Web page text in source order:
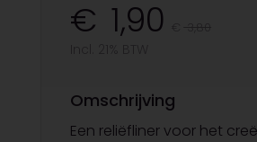
1,90
Omschrijving
Een reliëfliner voor het